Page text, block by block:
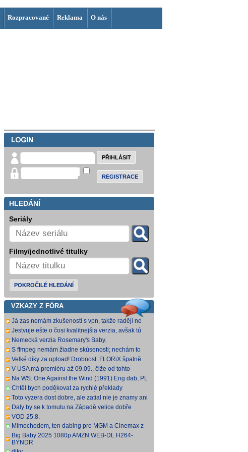
Rozpracované Reklama O nás
REGISTRACE
HLEDÁNÍ
Seriály
Filmy/jednotlivé titulky
POKROČILÉ HLEDÁNÍ
VZKAZY Z FÓRA
Já zas nemám zkušenosti s vpn, takže raději ne
:-) Každopádně v té verzi od FLORiX je slyšet FC-
Jestvuje ešte o čosi kvalitnejšia verzia, avšak tú
sa mi nepodarilo zohnať.
Welcome.Home.Baby.2025.G
Nemecká verzia Rosemary's Baby.
Welcome.Home.Baby.2025.GERMAN.1080p.WEB.x265-
TSCC [1,74 GB] V príloh
S ffmpeg nemám žiadne skúsenosti; nechám to
na teba. Môžeš opraviť a nahodiť na WS, ak
Velké díky za upload! Drobnost: FLORiX špatně
namapoval audio kanály (nejspíš vzniklo
převodem z DTS
V USA má premiéru až 09.09., čiže od tohto
dátumu bude VoD za taký mesiac, možno dva.
Na WS: One Against the Wind (1991) Eng dab, PL
tit.mkv Polské titulky, ale kvalita obrazu je slabší.
Chtěl bych poděkovat za rychlé překlady
zajímavých titulů, patří Vám můj dík. O to více mne
mrzí ,že
Toto vyzera dost dobre, ale zatial nie je znamy ani
datum vydania na VOD.
Daly by se k tomutu na Západě velice dobře
oceněnému televiznímu snímku dohledat nějaké
VOD 25.8.
Mimochodem, ten dabing pro MGM a Cinemax z
r. 2007 je fakt bizarní. Zdá se, že když si
překladatel P
Big Baby 2025 1080p AMZN WEB-DL H264-
BYNDR